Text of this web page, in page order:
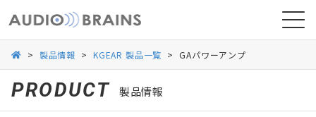
> 製品情報 > KGEAR 製品一覧 > GAパワーアンプ
PRODUCT 製品情報